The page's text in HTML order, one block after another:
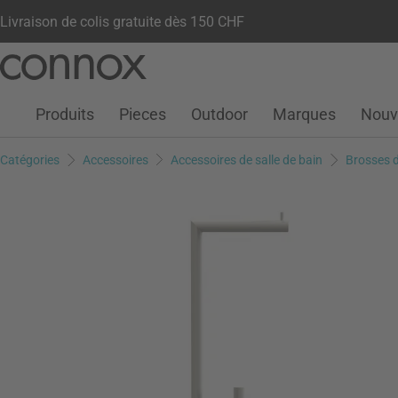
Livraison de colis gratuite dès 150 CHF
contenu
Votre compteListe de souhaits
Warenkorb
Produits Pieces Outdoor Marques
Catégories Accessoires Accessoires de salle de bain Brosses